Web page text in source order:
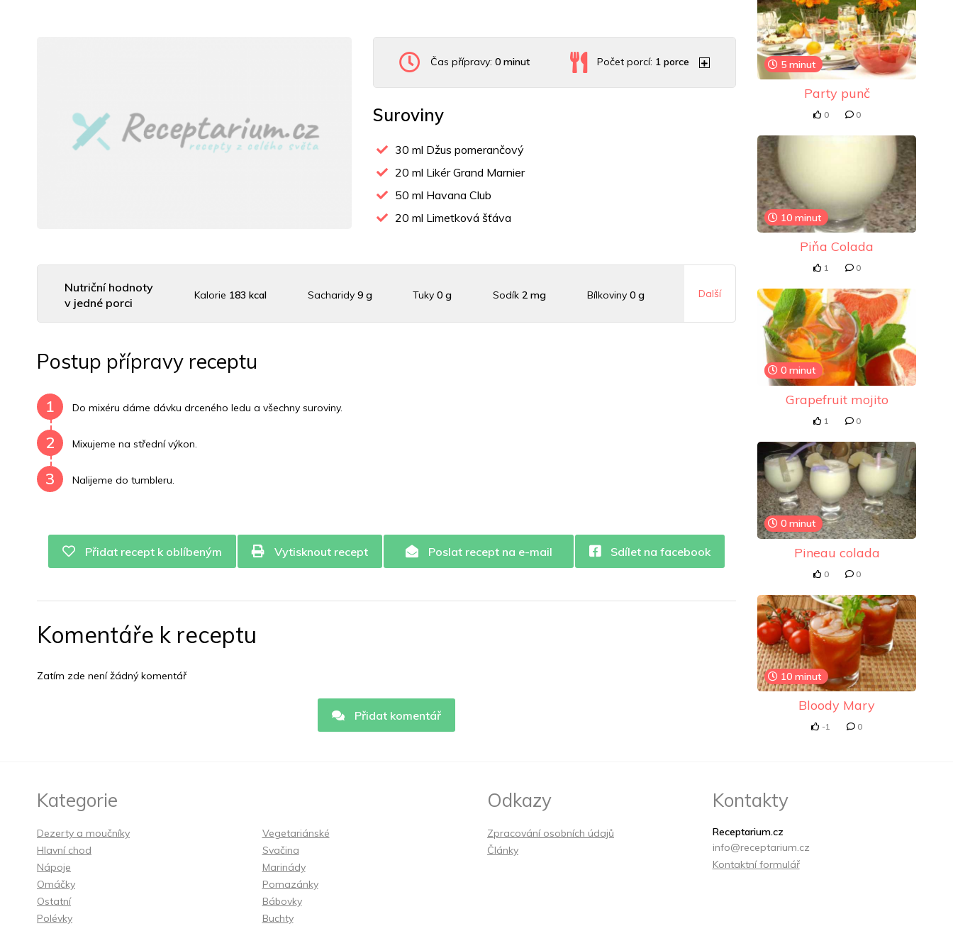
Čas přípravy:0 minut Počet porcí: 1 porce
Suroviny
30 ml Džus pomerančový
20 ml Likér Grand Marnier
50 ml Havana Club
20 ml Limetková šťáva
Nutriční hodnoty
v jedné porci
Kalorie 183 kcal Sacharidy 9 g Tuky0 g Sodík2 mg Bílkoviny0 g Další
Postup přípravy receptu
1 Do mixéru dáme dávku drceného ledu a všechny suroviny.
2 Mixujeme na střední výkon.
3 Nalijeme do tumbleru.
Přidat recept k oblíbeným Vytisknout recept Poslat recept na e-mail Sdílet na facebook
Komentáře k receptu
Zatím zde není žádný komentář
Přidat komentář
5 minut
Party punč
0 0
10 minut
Piňa Colada
1 0
0 minut
Grapefruit mojito
1 0
0 minut
Pineau colada
0 0
10 minut
Bloody Mary
-1 0
Kategorie
Dezerty a moučníky
Hlavní chod
Nápoje
Omáčky
Ostatní
Polévky
Vegetariánské
Svačina
Marinády
Pomazánky
Bábovky
Buchty
Odkazy
Zpracování osobních údajů
Články
Kontakty
Receptarium.cz
info@receptarium.cz
Kontaktní formulář